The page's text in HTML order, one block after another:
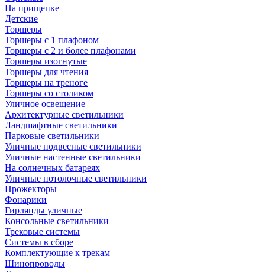
На прищепке
Детские
Торшеры
Торшеры с 1 плафоном
Торшеры с 2 и более плафонами
Торшеры изогнутые
Торшеры для чтения
Торшеры на треноге
Торшеры со столиком
Уличное освещение
Архитектурные светильники
Ландшафтные светильники
Парковые светильники
Уличные подвесные светильники
Уличные настенные светильники
На солнечных батареях
Уличные потолочные светильники
Прожекторы
Фонарики
Гирлянды уличные
Консольные светильники
Трековые системы
Системы в сборе
Комплектующие к трекам
Шинопроводы